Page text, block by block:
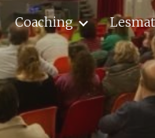
Coaching